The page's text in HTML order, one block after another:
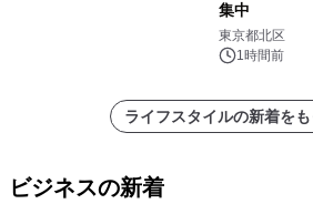
集中
東京都北区
1時間前
ライフスタイルの新着を
ビジネスの新着